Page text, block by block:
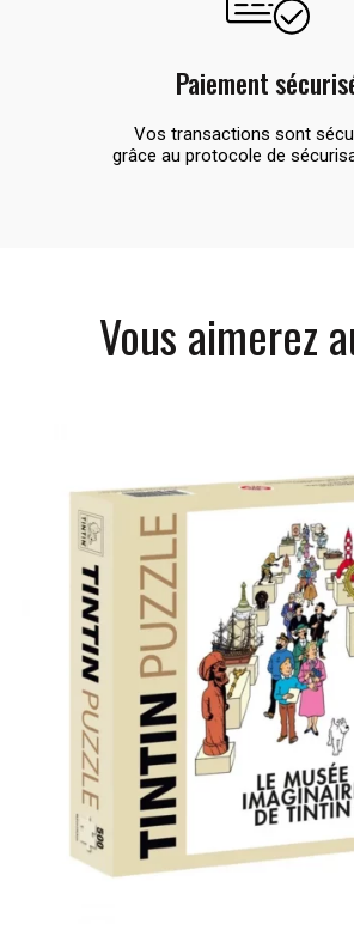
Paiement
Vos transactions sont
grâce au protocole de
Vous aimerez